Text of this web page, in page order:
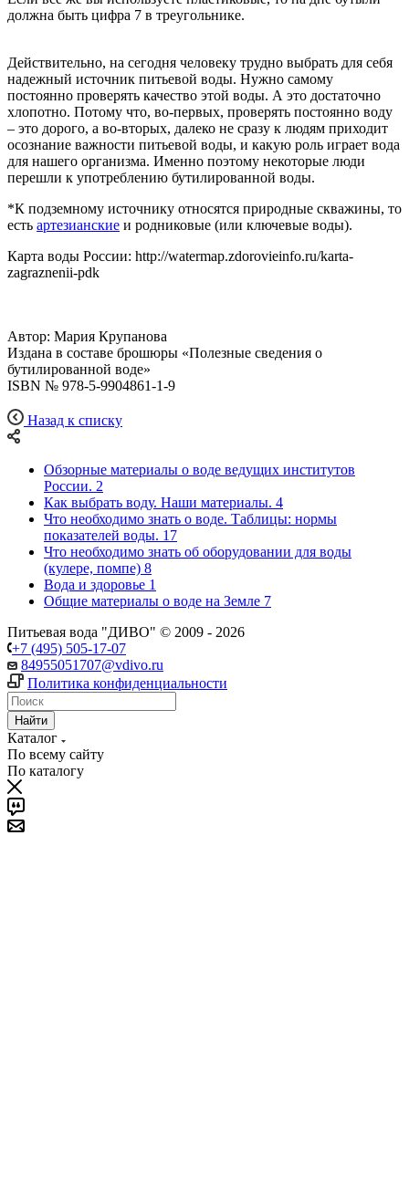
должна быть цифра 7 в треугольнике.
Действительно, на сегодня человеку трудно выбрать для себя
надежный источник питьевой воды. Нужно самому
постоянно проверять качество этой воды. А это достаточно
хлопотно. Потому что, во-первых, проверять постоянно воду
– это дорого, а во-вторых, далеко не сразу к людям приходит
осознание важности питьевой воды, и какую роль играет вода
для нашего организма. Именно поэтому некоторые люди
перешли к употреблению бутилированной воды.
*К подземному источнику относятся природные скважины, то
есть артезианские и родниковые (или ключевые воды).
Карта воды России: http://watermap.zdorovieinfo.ru/karta-
zagraznenii-pdk
Автор: Мария Крупанова
Издана в составе брошюры «Полезные сведения о
бутилированной воде»
ISBN № 978-5-9904861-1-9
Назад к списку
Обзорные материалы о воде ведущих институтов
России. 2
Как выбрать воду. Наши материалы. 4
Что необходимо знать о воде. Таблицы: нормы
показателей воды. 17
Что необходимо знать об оборудовании для воды
(кулере, помпе) 8
Вода и здоровье 1
Общие материалы о воде на Земле 7
Питьевая вода "ДИВО" © 2009 - 2026
+7 (495) 505-17-07
84955051707@vdivo.ru
Политика конфиденциальности
Найти
Каталог
По всему сайту
По каталогу